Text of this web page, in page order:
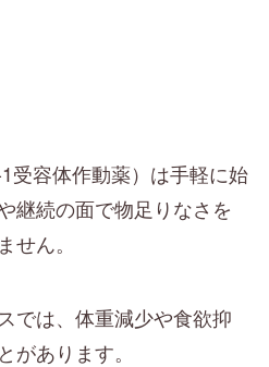
受容体作動薬）は手軽に始
継続の面で物足りなさを
せん。
では、体重減少や食欲抑
があります。